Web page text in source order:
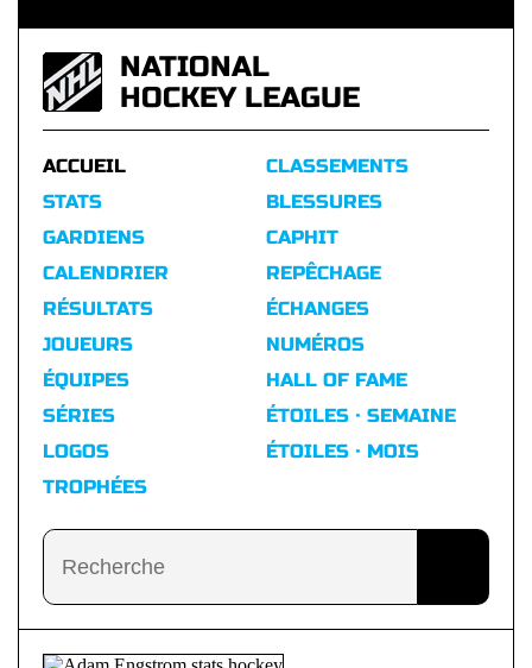
NATIONAL
HOCKEY LEAGUE
ACCUEIL
STATS
GARDIENS
CALENDRIER
RÉSULTATS
CLASSEMENTS
BLESSURES
CAPHIT
REPÊCHAGE
ÉCHANGES
JOUEURS
ÉQUIPES
SÉRIES
LOGOS
TROPHÉES
NUMÉROS
HALL OF FAME
ÉTOILES · SEMAINE
ÉTOILES · MOIS